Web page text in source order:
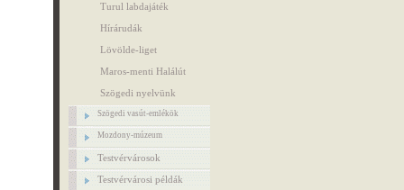
Turul labdajáték
Hírárudák
Lövölde-liget
Maros-menti Halálút
Szögedi nyelvünk
Szögedi vasút-emlékök
Mozdony-múzeum
Testvérvárosok
Testvérvárosi példák